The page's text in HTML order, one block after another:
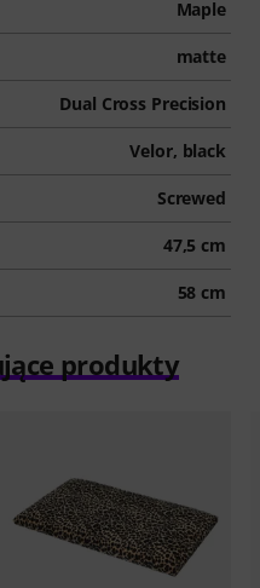
Maple
matte
Dual Cross Precision
Velor, black
Screwed
47,5 cm
58 cm
produkty